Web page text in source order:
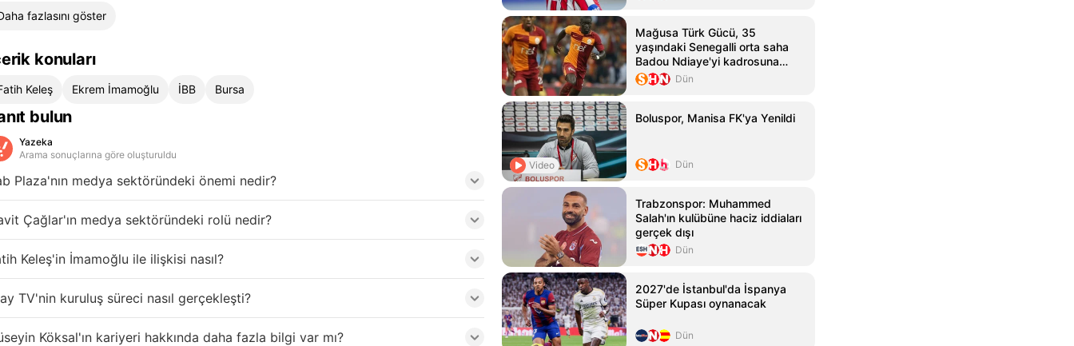
fazlasını göster
konuları
Keleş Ekrem İmamoğlu İBB Bursa
bulun
Yazeka
Arama sonuçlarına göre oluşturuldu
Plaza'nın medya sektöründeki önemi nedir?
Çağlar'ın medya sektöründeki rolü nedir?
Keleş'in İmamoğlu ile ilişkisi nasıl?
TV'nin kuruluş süreci nasıl gerçekleşti?
Köksal'ın kariyeri hakkında daha fazla bilgi var mı?
Mağusa Türk Gücü, 35
yaşındaki Senegalli orta saha
Badou Ndiaye'yi kadrosuna
kattı
Dün
Video
Boluspor, Manisa FK'ya Yenildi
Dün
Trabzonspor: Muhammed
Salah'ın kulübüne haciz iddiaları
gerçek dışı
Dün
2027'de İstanbul'da İspanya
Süper Kupası oynanacak
Dün